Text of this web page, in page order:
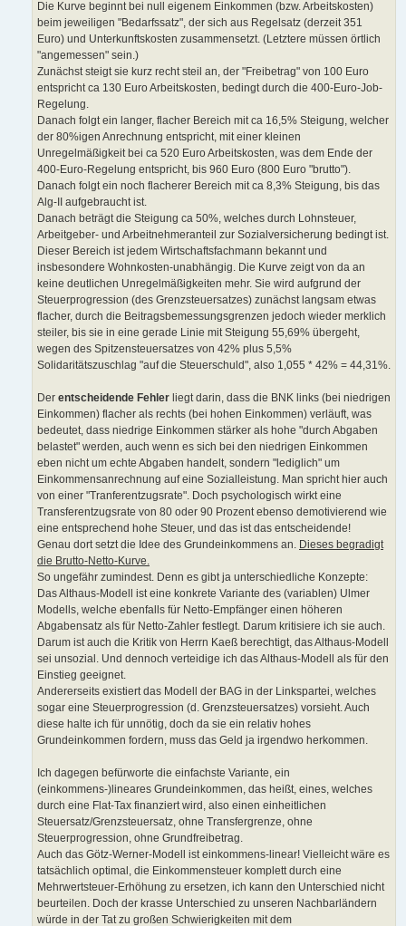
Die Kurve beginnt bei null eigenem Einkommen (bzw. Arbeitskosten)
beim jeweiligen "Bedarfssatz", der sich aus Regelsatz (derzeit 351
Euro) und Unterkunftskosten zusammensetzt. (Letztere müssen örtlich
"angemessen" sein.)
Zunächst steigt sie kurz recht steil an, der "Freibetrag" von 100 Euro
entspricht ca 130 Euro Arbeitskosten, bedingt durch die 400-Euro-Job-
Regelung.
Danach folgt ein langer, flacher Bereich mit ca 16,5% Steigung, welcher
der 80%igen Anrechnung entspricht, mit einer kleinen
Unregelmäßigkeit bei ca 520 Euro Arbeitskosten, was dem Ende der
400-Euro-Regelung entspricht, bis 960 Euro (800 Euro "brutto").
Danach folgt ein noch flacherer Bereich mit ca 8,3% Steigung, bis das
Alg-II aufgebraucht ist.
Danach beträgt die Steigung ca 50%, welches durch Lohnsteuer,
Arbeitgeber- und Arbeitnehmeranteil zur Sozialversicherung bedingt ist.
Dieser Bereich ist jedem Wirtschaftsfachmann bekannt und
insbesondere Wohnkosten-unabhängig. Die Kurve zeigt von da an
keine deutlichen Unregelmäßigkeiten mehr. Sie wird aufgrund der
Steuerprogression (des Grenzsteuersatzes) zunächst langsam etwas
flacher, durch die Beitragsbemessungsgrenzen jedoch wieder merklich
steiler, bis sie in eine gerade Linie mit Steigung 55,69% übergeht,
wegen des Spitzensteuersatzes von 42% plus 5,5%
Solidaritätszuschlag "auf die Steuerschuld", also 1,055 * 42% = 44,31%.
Der entscheidende Fehler liegt darin, dass die BNK links (bei niedrigen
Einkommen) flacher als rechts (bei hohen Einkommen) verläuft, was
bedeutet, dass niedrige Einkommen stärker als hohe "durch Abgaben
belastet" werden, auch wenn es sich bei den niedrigen Einkommen
eben nicht um echte Abgaben handelt, sondern "lediglich" um
Einkommensanrechnung auf eine Sozialleistung. Man spricht hier auch
von einer "Tranferentzugsrate". Doch psychologisch wirkt eine
Transferentzugsrate von 80 oder 90 Prozent ebenso demotivierend wie
eine entsprechend hohe Steuer, und das ist das entscheidende!
Genau dort setzt die Idee des Grundeinkommens an. Dieses begradigt
die Brutto-Netto-Kurve.
So ungefähr zumindest. Denn es gibt ja unterschiedliche Konzepte:
Das Althaus-Modell ist eine konkrete Variante des (variablen) Ulmer
Modells, welche ebenfalls für Netto-Empfänger einen höheren
Abgabensatz als für Netto-Zahler festlegt. Darum kritisiere ich sie auch.
Darum ist auch die Kritik von Herrn Kaeß berechtigt, das Althaus-Modell
sei unsozial. Und dennoch verteidige ich das Althaus-Modell als für den
Einstieg geeignet.
Andererseits existiert das Modell der BAG in der Linkspartei, welches
sogar eine Steuerprogression (d. Grenzsteuersatzes) vorsieht. Auch
diese halte ich für unnötig, doch da sie ein relativ hohes
Grundeinkommen fordern, muss das Geld ja irgendwo herkommen.
Ich dagegen befürworte die einfachste Variante, ein
(einkommens-)lineares Grundeinkommen, das heißt, eines, welches
durch eine Flat-Tax finanziert wird, also einen einheitlichen
Steuersatz/Grenzsteuersatz, ohne Transfergrenze, ohne
Steuerprogression, ohne Grundfreibetrag.
Auch das Götz-Werner-Modell ist einkommens-linear! Vielleicht wäre es
tatsächlich optimal, die Einkommensteuer komplett durch eine
Mehrwertsteuer-Erhöhung zu ersetzen, ich kann den Unterschied nicht
beurteilen. Doch der krasse Unterschied zu unseren Nachbarländern
würde in der Tat zu großen Schwierigkeiten mit dem